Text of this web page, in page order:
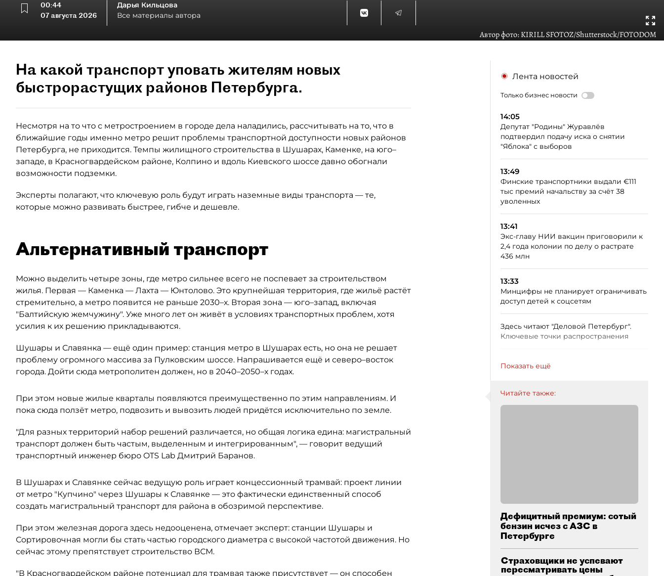
00:44
07 августа 2026
Дарья Кильцова
Все материалы автора
Автор фото:KIRILL SFOTOZ/Shutterstock/FOTODOM
На какой транспорт уповать жителям новых
быстрорастущих районов Петербурга.
Несмотря на то что с метростроением в городе дела наладились, рассчитывать на то, что в
ближайшие годы именно метро решит проблемы транспортной доступности новых районов
Петербурга, не приходится. Темпы жилищного строительства в Шушарах, Каменке, на юго–
западе, в Красногвардейском районе, Колпино и вдоль Киевского шоссе давно обогнали
возможности подземки.
Эксперты полагают, что ключевую роль будут играть наземные виды транспорта — те,
которые можно развивать быстрее, гибче и дешевле.
Альтернативный транспорт
Можно выделить четыре зоны, где метро сильнее всего не поспевает за строительством
жилья. Первая — Каменка — Лахта — Юнтолово. Это крупнейшая территория, где жильё растёт
стремительно, а метро появится не раньше 2030–х. Вторая зона — юго–запад, включая
"Балтийскую жемчужину". Уже много лет он живёт в условиях транспортных проблем, хотя
усилия к их решению прикладываются.
Шушары и Славянка — ещё один пример: станция метро в Шушарах есть, но она не решает
проблему огромного массива за Пулковским шоссе. Напрашивается ещё и северо–восток
города. Дойти сюда метрополитен должен, но в 2040–2050–х годах.
При этом новые жилые кварталы появляются преимущественно по этим направлениям. И
пока сюда ползёт метро, подвозить и вывозить людей придётся исключительно по земле.
"Для разных территорий набор решений различается, но общая логика едина: магистральный
транспорт должен быть частым, выделенным и интегрированным", — говорит ведущий
транспортный инженер бюро OTS Lab Дмитрий Баранов.
В Шушарах и Славянке сейчас ведущую роль играет концессионный трамвай: проект линии
от метро "Купчино" через Шушары к Славянке — это фактически единственный способ
создать магистральный транспорт для района в обозримой перспективе.
При этом железная дорога здесь недооценена, отмечает эксперт: станции Шушары и
Сортировочная могли бы стать частью городского диаметра с высокой частотой движения. Но
сейчас этому препятствует строительство ВСМ.
"В Красногвардейском районе потенциал для трамвая также присутствует — он способен
Лента новостей
Только бизнес новости
14:05
Депутат "Родины" Журавлёв
подтвердил подачу иска о снятии
"Яблока" с выборов
13:49
Финские транспортники выдали €111
тыс премий начальству за счёт 38
уволенных
13:41
Экс-главу НИИ вакцин приговорили к
2,4 года колонии по делу о растрате
436 млн
13:33
Минцифры не планирует ограничивать
доступ детей к соцсетям
Здесь читают "Деловой Петербург".
Ключевые точки распространения
Показать ещё
Читайте также:
Дефицитный премиум: сотый
бензин исчез с АЗС в
Петербурге
Страховщики не успевают
пересматривать цены